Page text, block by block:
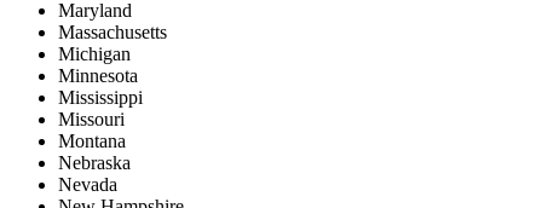
Maryland
Massachusetts
Michigan
Minnesota
Mississippi
Missouri
Montana
Nebraska
Nevada